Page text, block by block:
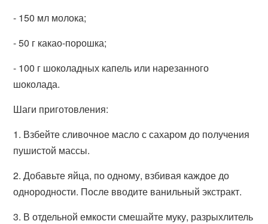
- 150 мл молока;
- 50 г какао-порошка;
- 100 г шоколадных капель или нарезанного
шоколада.
Шаги приготовления:
1. Взбейте сливочное масло с сахаром до получения
пушистой массы.
2. Добавьте яйца, по одному, взбивая каждое до
однородности. После вводите ванильный экстракт.
3. В отдельной емкости смешайте муку, разрыхлитель